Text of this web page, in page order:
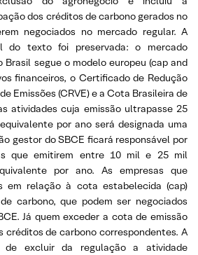
dos créditos de carbono gerados no
negociados no mercado regular. A
do texto foi preservada: o mercado
Brasil segue o modelo europeu (cap and
financeiros, o Certificado de Redução
Emissões (CRVE) e a Cota Brasileira de
atividades cuja emissão ultrapasse 25
por ano será designada uma
gestor do SBCE ficará responsável por
que emitirem entre 10 mil e 25 mil
por ano. As empresas que
em relação à cota estabelecida (cap)
carbono, que podem ser negociados
Já quem exceder a cota de emissão
créditos de carbono correspondentes. A
de excluir da regulação a atividade